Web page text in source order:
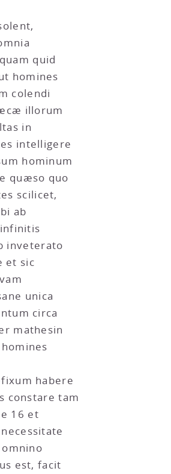
quid
homines
colendi
illorum
in
intelligere
hominum
quæso quo
scilicet,
ab
inveterato
et sic
unica
circa
mathesin
habere
constare tam
16 et
est, facit